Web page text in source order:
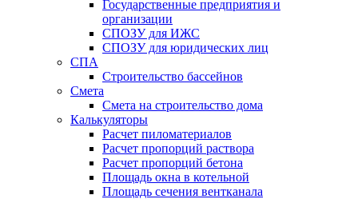
Государственные предприятия и
организации
СПОЗУ для ИЖС
СПОЗУ для юридических лиц
СПА
Строительство бассейнов
Смета
Смета на строительство дома
Калькуляторы
Расчет пиломатериалов
Расчет пропорций раствора
Расчет пропорций бетона
Площадь окна в котельной
Площадь сечения вентканала